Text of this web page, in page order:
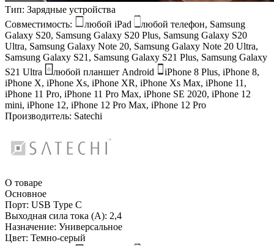
Тип: Зарядные устройства
Совместимость:
любой iPad
любой телефон, Samsung
Galaxy S20, Samsung Galaxy S20 Plus, Samsung Galaxy S20
Ultra, Samsung Galaxy Note 20, Samsung Galaxy Note 20 Ultra,
Samsung Galaxy S21, Samsung Galaxy S21 Plus, Samsung Galaxy
S21 Ultra
любой планшет Android
iPhone 8 Plus, iPhone 8,
iPhone X, iPhone Xs, iPhone XR, iPhone Xs Max, iPhone 11,
iPhone 11 Pro, iPhone 11 Pro Max, iPhone SE 2020, iPhone 12
mini, iPhone 12, iPhone 12 Pro Max, iPhone 12 Pro
Производитель: Satechi
О товаре
Основное
Порт: USB Type C
Выходная сила тока (А): 2,4
Назначение: Универсальное
Цвет: Темно-серый